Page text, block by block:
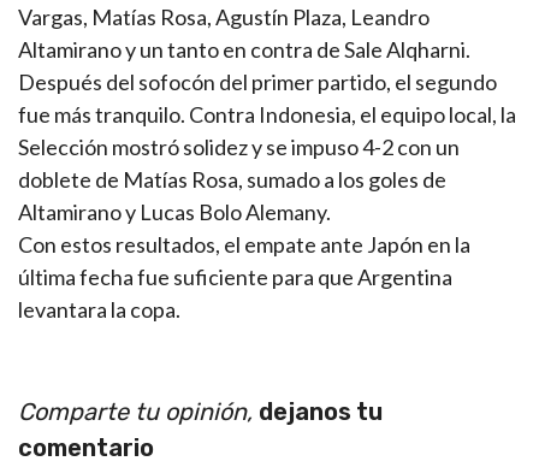
Vargas, Matías Rosa, Agustín Plaza, Leandro
Altamirano y un tanto en contra de Sale Alqharni.
Después del sofocón del primer partido, el segundo
fue más tranquilo. Contra Indonesia, el equipo local, la
Selección mostró solidez y se impuso 4-2 con un
doblete de Matías Rosa, sumado a los goles de
Altamirano y Lucas Bolo Alemany.
Con estos resultados, el empate ante Japón en la
última fecha fue suficiente para que Argentina
levantara la copa.
Comparte tu opinión, dejanos tu
comentario